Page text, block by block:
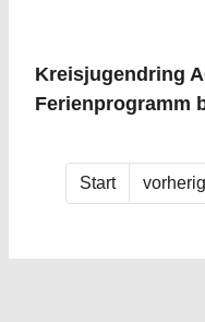
Kreisjugendring
Ferienprogramm
Start